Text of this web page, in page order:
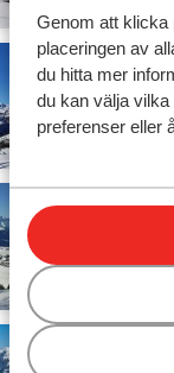
Genom att klicka
placeringen av
du hitta mer
du kan välja
preferenser eller